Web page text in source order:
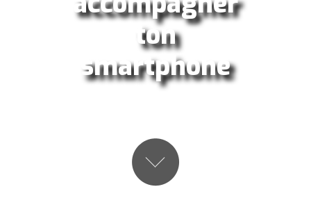
ton
smartphone